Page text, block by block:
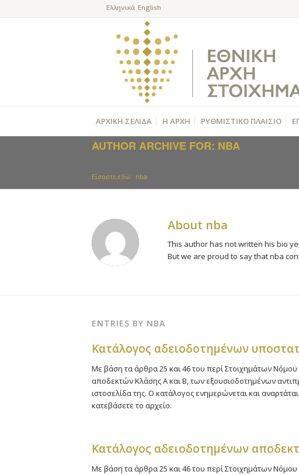
ΑΡΧΙΚΗ ΣΕΛΙΔΑ Η ΑΡΧΗ ΡΥΘΜΙΣΤΙΚΟ ΠΛΑΙΣΙΟ
AUTHOR ARCHIVE FOR: NBA
Είσαστε εδώ: nba
About nba
This author has not written his bio
But we are proud to say thatnba
ENTRIES BY NBA
Kατάλογος αδειοδοτημένων
Με βάση τα άρθρα 25 και 46 του περί Στοιχημάτων
αποδεκτών Κλάσης Α και Β, των εξουσιοδοτημένων
ιστοσελίδα της. Ο κατάλογος ενημερώνεται και
κατεβάσετε το αρχείο.
Κατάλογος αδειοδοτημένων
Με βάση τα άρθρα 25 και 46 του περί Στοιχημάτων